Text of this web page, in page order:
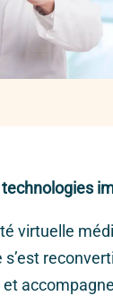
virtuelle